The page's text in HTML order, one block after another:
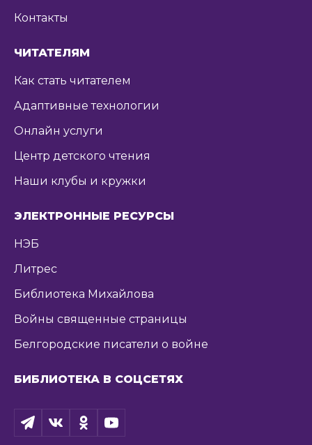
Контакты
ЧИТАТЕЛЯМ
Как стать читателем
Адаптивные технологии
Онлайн услуги
Центр детского чтения
Наши клубы и кружки
ЭЛЕКТРОННЫЕ РЕСУРСЫ
НЭБ
Литрес
Библиотека Михайлова
Войны священные страницы
Белгородские писатели о войне
БИБЛИОТЕКА В СОЦСЕТЯХ